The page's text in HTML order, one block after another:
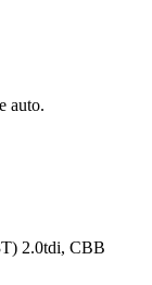
auto.
2.0tdi, CBB